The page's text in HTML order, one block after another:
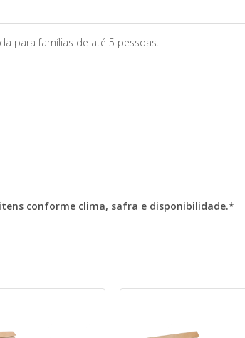
para famílias de até 5 pessoas.
conforme clima, safra e disponibilidade.*